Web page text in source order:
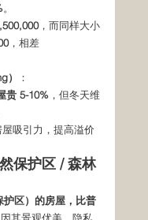
。
，而同样大小
，相差
）
：
贵 5-10% ，但冬天维
吸引力，提高溢价
保护区 / 森林
护区）的房屋，比普
因其景观优美、隐私